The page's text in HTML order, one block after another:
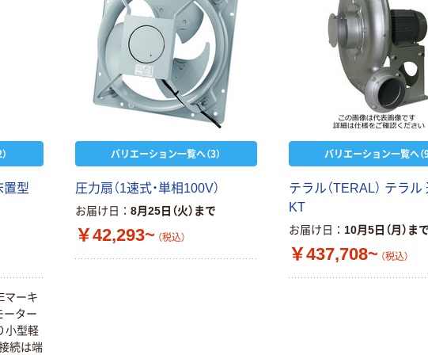
置型
マーキ
ーター
小型軽
続は端
バリエーション一覧へ（3）
圧力扇（1速式・単相100V）
お届け日 8月25日（火）まで
￥42,293~ （税込）
バリエーション一覧へ（9
テラル（TERAL） テラル
KT
お届け日 10月5日（月）まで
￥437,708~ （税込）